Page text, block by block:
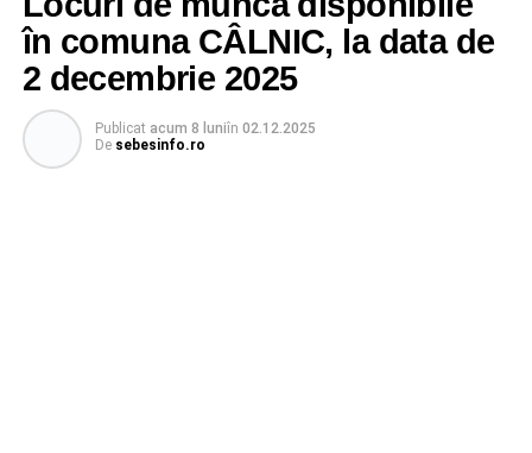
în comuna CÂLNIC, la data de
2 decembrie 2025
Publicat acum 8 luniîn 02.12.2025
De sebesinfo.ro